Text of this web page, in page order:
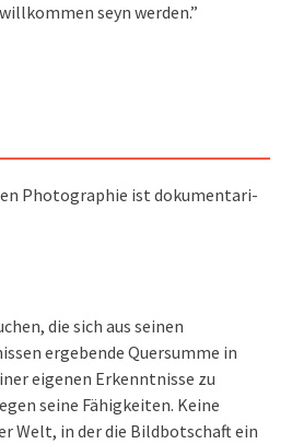
seyn werden.”
Pho­to­gra­phie ist do­ku­men­ta­ri­
die sich aus seinen
ergebende Quersumme in
eigenen Erkenntnisse zu
seine Fähigkeiten. Keine
Welt, in der die Bildbotschaft ein